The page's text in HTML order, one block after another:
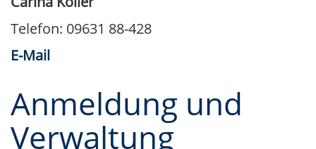
Telefon: 09631 88-428
E-Mail
Anmeldung und
Verwaltung